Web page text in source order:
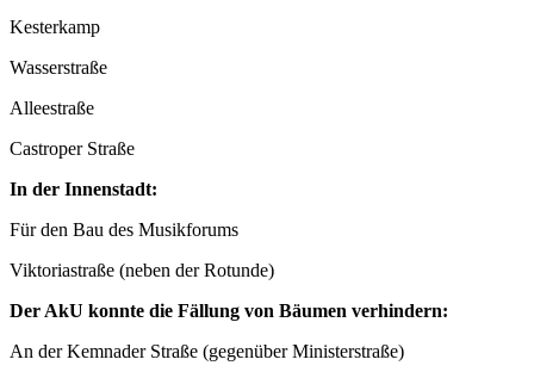
Kesterkamp
Wasserstraße
Alleestraße
Castroper Straße
In der Innenstadt:
Für den Bau des Musikforums
Viktoriastraße (neben der Rotunde)
Der AkU konnte die Fällung von Bäumen verhindern:
An der Kemnader Straße (gegenüber Ministerstraße)